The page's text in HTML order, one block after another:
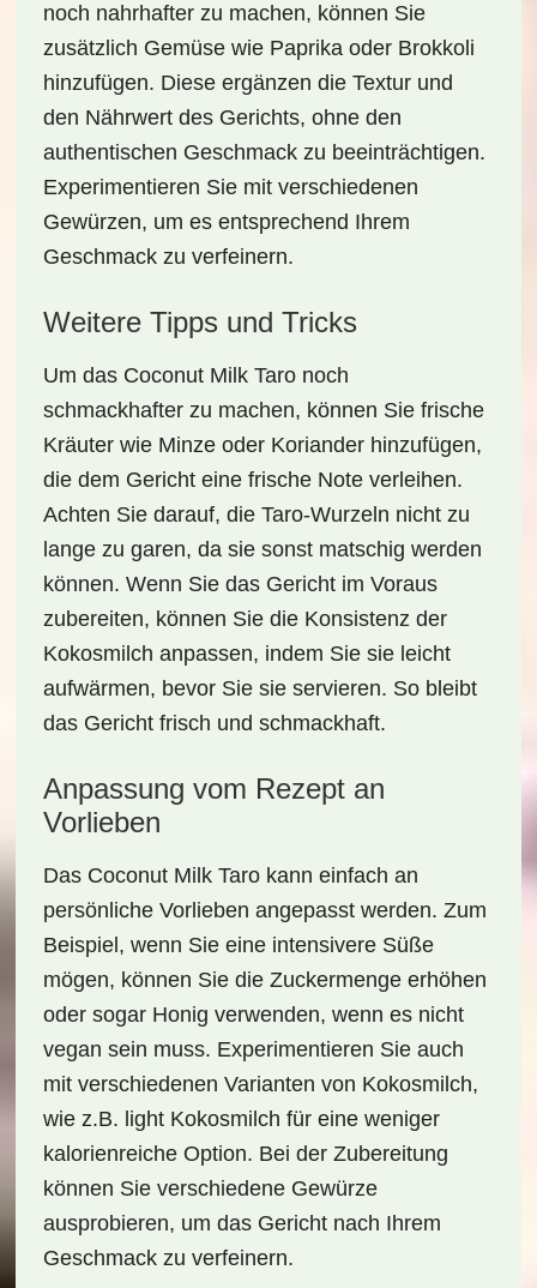
noch nahrhafter zu machen, können Sie
zusätzlich Gemüse wie Paprika oder Brokkoli
hinzufügen. Diese ergänzen die Textur und
den Nährwert des Gerichts, ohne den
authentischen Geschmack zu beeinträchtigen.
Experimentieren Sie mit verschiedenen
Gewürzen, um es entsprechend Ihrem
Geschmack zu verfeinern.
Weitere Tipps und Tricks
Um das Coconut Milk Taronoch
schmackhafter zu machen, können Sie frische
Kräuter wie Minze oder Korianderhinzufügen,
die dem Gericht eine frische Note verleihen.
Achten Sie darauf, die Taro-Wurzeln nicht zu
lange zu garen, da sie sonst matschig werden
können. Wenn Sie das Gericht im Voraus
zubereiten, können Sie die Konsistenz der
Kokosmilch anpassen, indem Sie sie leicht
aufwärmen, bevor Sie sie servieren. So bleibt
das Gericht frisch und schmackhaft.
Anpassung vom Rezept an
Vorlieben
Das Coconut Milk Tarokann einfach an
persönliche Vorlieben angepasst werden. Zum
Beispiel, wenn Sie eine intensivere Süße
mögen, können Sie die Zuckermenge erhöhen
oder sogar Honig verwenden, wenn es nicht
vegan sein muss. Experimentieren Sie auch
mit verschiedenen Varianten von Kokosmilch,
wie z.B. light Kokosmilch für eine weniger
kalorienreiche Option. Bei der Zubereitung
können Sie verschiedene Gewürze
ausprobieren, um das Gericht nach Ihrem
Geschmack zu verfeinern.